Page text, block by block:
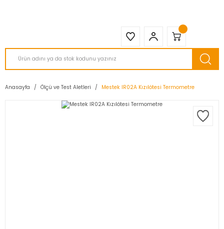
Anasayfa Ölçü ve Test Aletleri Mestek IR02A Kızılötesi Termometre